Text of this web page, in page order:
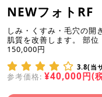
NEWフォトRF
しみ・くすみ・毛穴の開
肌質を改善します。 部
150,000円
3.8(当
参考価格: ¥40,000円(